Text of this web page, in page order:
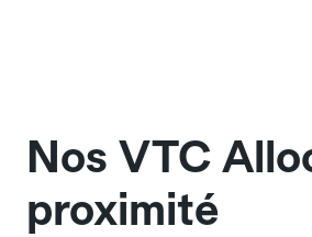
Nos VTC
proximité